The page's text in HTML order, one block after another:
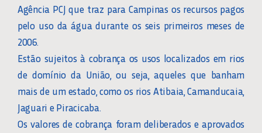
Agência PCJ que traz para Campinas os recursos pagos
pelo uso da água durante os seis primeiros meses de
2006.
Estão sujeitos à cobrança os usos localizados em rios
de domínio da União, ou seja, aqueles que banham
mais de um estado, como os rios Atibaia, Camanducaia,
Jaguari e Piracicaba.
Os valores de cobrança foram deliberados e aprovados